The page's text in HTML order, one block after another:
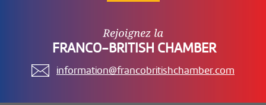
FRANCO-BRITISH CHAMBER
information@francobritishchamber.com